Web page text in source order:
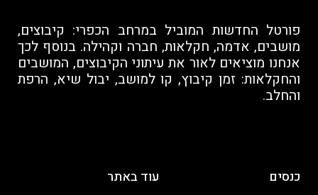
פורטל החדשות המוביל במרחב הכפרי: קיבוצים,
מושבים, אדמה, חקלאות, חברה וקהילה. בנוסף לכך
אנחנו מוציאים לאור את עיתוני הקיבוצים, המושבים
והחקלאות: זמן קיבוץ, קו למושב, יבול שיא, הרפת
והחלב.
כנסים עוד באתר